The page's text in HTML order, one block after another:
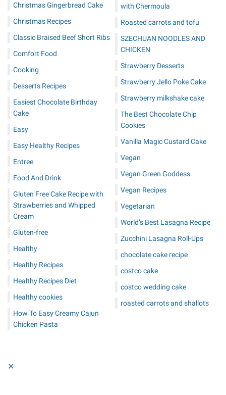
Christmas Gingerbread Cake
Christmas Recipes
Classic Braised Beef Short Ribs
Comfort Food
Cooking
Desserts Recipes
Easiest Chocolate Birthday
Cake
Easy
Easy Healthy Recipes
Entree
Food And Drink
Gluten Free Cake Recipe with
Strawberries and Whipped
Cream
Gluten-free
Healthy
Healthy Recipes
Healthy Recipes Diet
Healthy cookies
How To Easy Creamy Cajun
Chicken Pasta
with Chermoula
Roasted carrots and tofu
SZECHUAN NOODLES AND
CHICKEN
Strawberry Desserts
Strawberry Jello Poke Cake
Strawberry milkshake cake
The Best Chocolate Chip
Cookies
Vanilla Magic Custard Cake
Vegan
Vegan Green Goddess
Vegan Recipes
Vegetarian
World’s Best Lasagna Recipe
Zucchini Lasagna Roll-Ups
chocolate cake recipe
costco cake
costco wedding cake
roasted carrots and shallots
✕